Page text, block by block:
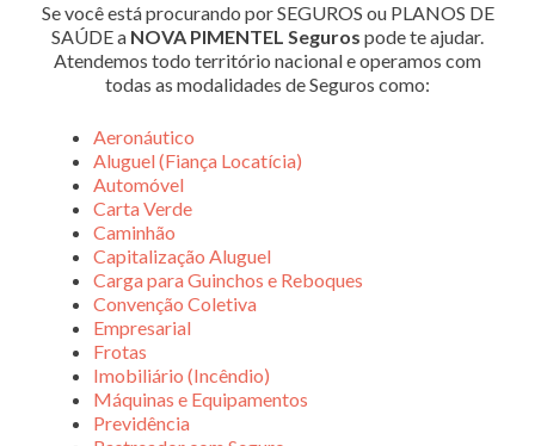
Se você está procurando por SEGUROS ou PLANOS DE
SAÚDE a NOVA PIMENTEL Seguros pode te ajudar.
Atendemos todo território nacional e operamos com
todas as modalidades de Seguros como:
Aeronáutico
Aluguel (Fiança Locatícia)
Automóvel
Carta Verde
Caminhão
Capitalização Aluguel
Carga para Guinchos e Reboques
Convenção Coletiva
Empresarial
Frotas
Imobiliário (Incêndio)
Máquinas e Equipamentos
Previdência